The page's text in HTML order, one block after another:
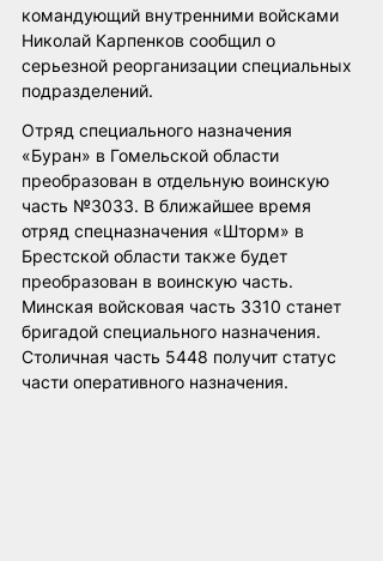
командующий внутренними войсками
Николай Карпенков сообщил о
серьезной реорганизации специальных
подразделений.
Отряд специального назначения
«Буран» в Гомельской области
преобразован в отдельную воинскую
часть №3033. В ближайшее время
отряд спецназначения «Шторм» в
Брестской области также будет
преобразован в воинскую часть.
Минская войсковая часть 3310 станет
бригадой специального назначения.
Столичная часть 5448 получит статус
части оперативного назначения.